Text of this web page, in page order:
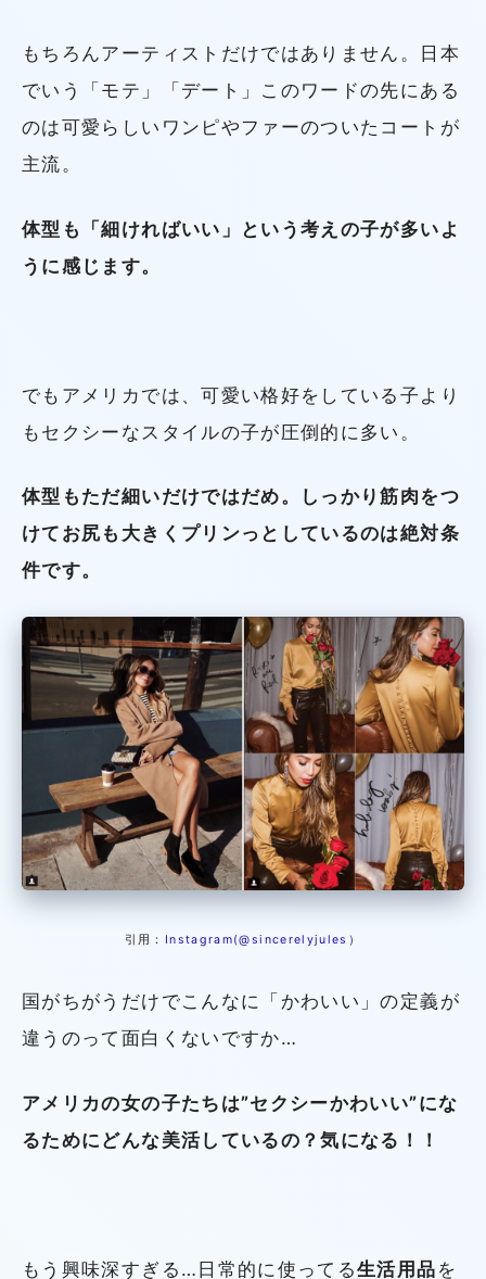
もちろんアーティストだけではありません。日本
でいう「モテ」「デート」このワードの先にある
のは可愛らしいワンピやファーのついたコートが
主流。
体型も「細ければいい」という考えの子が多いよ
うに感じます。
でもアメリカでは、可愛い格好をしている子より
もセクシーなスタイルの子が圧倒的に多い。
体型もただ細いだけではだめ。しっかり筋肉をつ
けてお尻も大きくプリンっとしているのは絶対条
件です。
引用： Instagram(@sincerelyjules）
国がちがうだけでこんなに「かわいい」の定義が
違うのって面白くないですか…
アメリカの女の子たちは”セクシーかわいい”にな
るためにどんな美活しているの？気になる！！
もう興味深すぎる…日常的に使ってる生活用品 を